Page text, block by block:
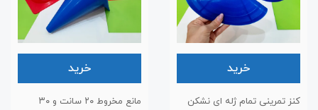
خرید
کنز تمرینی تمام ژله ای نشکن
خرید
مانع مخروط ۲۰ سانت و ۳۰